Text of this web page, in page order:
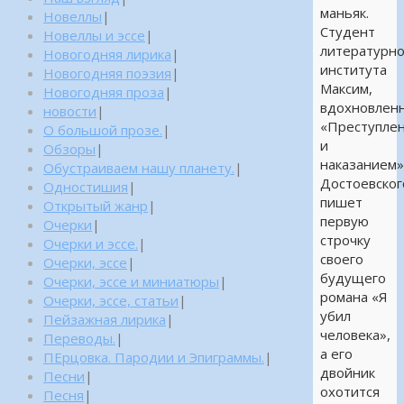
маньяк.
Студент
института
Максим,
и
наказанием»
пишет
первую
строчку
своего
будущего
романа «Я
убил
человека»,
а его
двойник
охотится
Новеллы |
Новеллы и эссе |
Новогодняя лирика |
Новогодняя поэзия |
Новогодняя проза |
новости |
О большой прозе. |
Обзоры |
Обустраиваем нашу планету. |
Одностишия |
Открытый жанр |
Очерки |
Очерки и эссе. |
Очерки, эссе |
Очерки, эссе и миниатюры |
Очерки, эссе, статьи |
Пейзажная лирика |
Переводы. |
ПЕрцовка. Пародии и Эпиграммы. |
Песни |
Песня |